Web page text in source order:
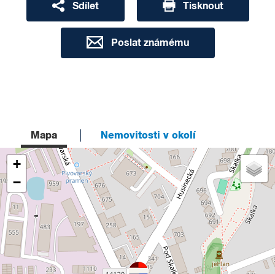
Sdílet Tisknout
Poslat známému
Mapa Nemovitosti v okolí
+
−